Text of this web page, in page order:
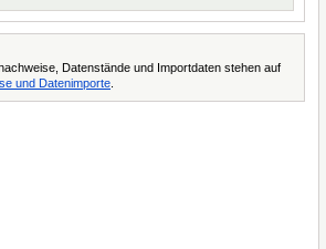
Datenstände und Importdaten stehen auf
und Datenimporte